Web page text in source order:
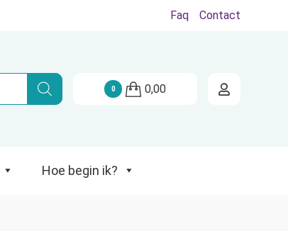
Hoe begin ik?
Faq Contact
0 0,00
Hoe begin ik?